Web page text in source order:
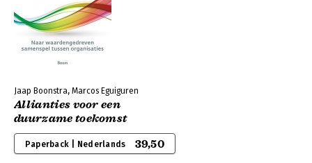
Jaap Boonstra, Marcos Eguiguren
Allianties voor een
duurzame toekomst
Paperback | Nederlands 39,50